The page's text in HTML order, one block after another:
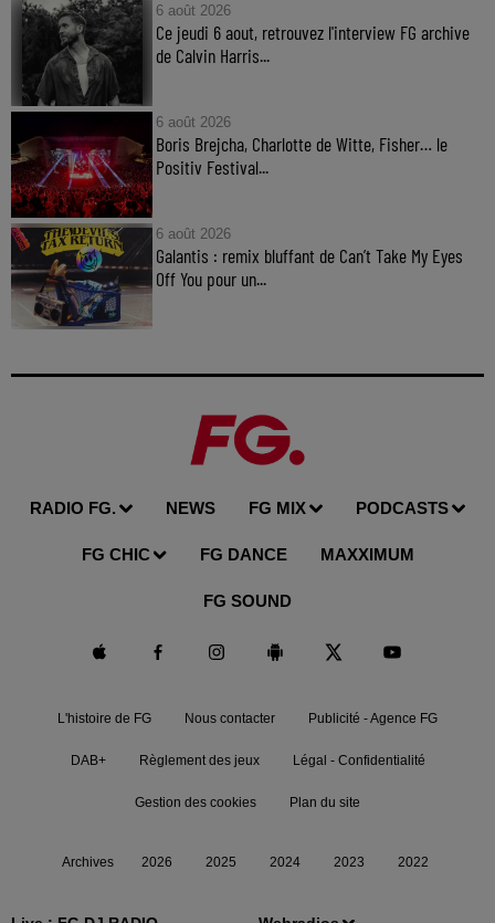
6 août 2026
Ce jeudi 6 aout, retrouvez l'interview FG archive
de Calvin Harris...
6 août 2026
Boris Brejcha, Charlotte de Witte, Fisher… le
Positiv Festival...
6 août 2026
Galantis : remix bluffant de Can’t Take My Eyes
Off You pour un...
RADIO FG. NEWS FG MIX PODCASTS
FG CHIC FG DANCE MAXXIMUM
FG SOUND
L'histoire de FG Nous contacter Publicité - Agence FG
DAB+ Règlement des jeux Légal - Confidentialité
Gestion des cookies Plan du site
Archives 2026 2025 2024 2023 2022